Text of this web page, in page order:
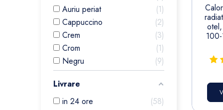
Auriu periat
1
Cappuccino
2
Crem
3
Crom
1
Negru
9
Livrare
in 24 ore
58